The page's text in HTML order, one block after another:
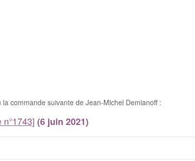
la commande suivante de Jean-Michel Demianoff :
n°1743] (6 juin 2021)